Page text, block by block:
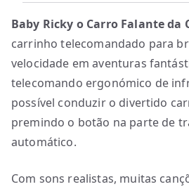
Baby Ricky o Carro Falante da
carrinho telecomandado para
velocidade em aventuras
telecomando ergonómico de
possível conduzir o divertido
premindo o botão na parte de
automático.
Com sons realistas, muitas